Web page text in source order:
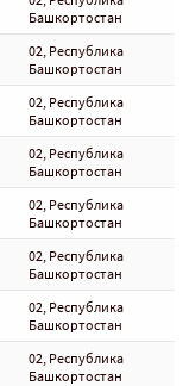
Башкортостан
02, Республика
Башкортостан
02, Республика
Башкортостан
02, Республика
Башкортостан
02, Республика
Башкортостан
02, Республика
Башкортостан
02, Республика
Башкортостан
02, Республика
Башкортостан